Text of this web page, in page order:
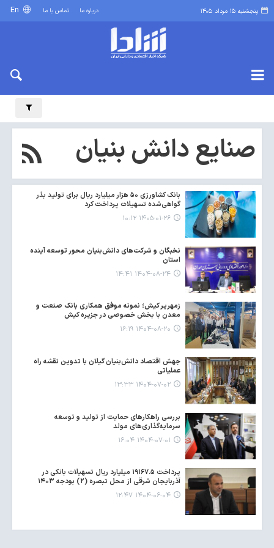
پنجشنبه ۱۵ مرداد ۱۴۰۵ درباره ما تماس با ما
صنایع دانش بنیان
بانک کشاورزی ۵۰ هزار میلیارد ریال برای تولید بذر
گواهی‌شده تسهیلات پرداخت کرد
۱۴۰۵-۰۱-۲۶ ۱۰:۱۲
نخبگان و شرکت‌های دانش‌بنیان محور توسعه آینده
استان
۱۴۰۴-۰۸-۲۴ ۱۴:۴۱
زمهریر کیش؛ نمونه موفق همکاری بانک صنعت و
معدن با بخش خصوصی در جزیره کیش
۱۴۰۴-۰۸-۲۰ ۱۶:۱۹
جهش اقتصاد دانش‌بنیان گیلان با تدوین نقشه راه
عملیاتی
۱۴۰۴-۰۷-۰۲ ۱۳:۳۳
بررسی راهکارهای حمایت از تولید و توسعه
سرمایه‌گذاری‌های مولد
۱۴۰۴-۰۷-۰۱ ۱۶:۰۴
پرداخت ۱۹۱۶۷.۵ میلیارد ریال تسهیلات بانکی در
آذربایجان شرقی از محل تبصره (۲) بودجه ۱۴۰۳
۱۴۰۴-۰۶-۰۴ ۱۲:۴۷